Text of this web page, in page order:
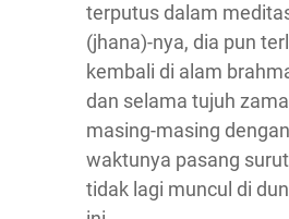
terputus dalam
(jhana)-nya, dia pun
kembali di alam
dan selama tujuh
masing-masing dengan
waktunya pasang
tidak lagi muncul di